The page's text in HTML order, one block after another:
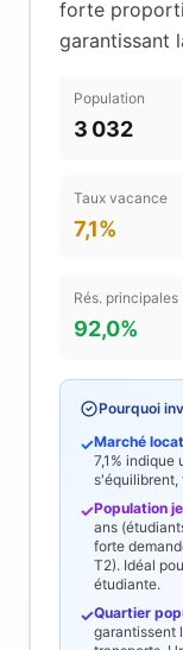
forte
garantissant
Population
3 032
Taux vacance
7,1%
Rés. principales
92,0%
Pourquoi
✓Marché
7,1% indique
s'équilibrent,
✓Population
ans
forte
T2). Idéal
étudiante.
✓Quartier
garantissent